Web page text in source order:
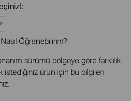
Öğrenebilirim?
sürümü bölgeye göre farklılık
istediğiniz ürün için bu bilgileri